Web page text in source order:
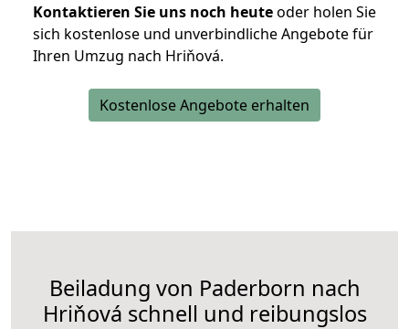
Kontaktieren Sie uns noch heuteoder holen Sie
sich kostenlose und unverbindliche Angebote für
Ihren Umzug nach Hriňová.
Kostenlose Angebote erhalten
Beiladung von Paderborn nach
Hriňová schnell und reibungslos